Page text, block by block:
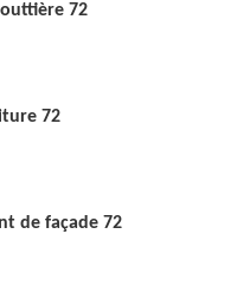
72
72
de façade 72